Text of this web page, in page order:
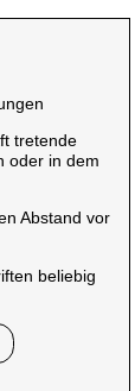
tretende
oder in dem
Abstand vor
beliebig